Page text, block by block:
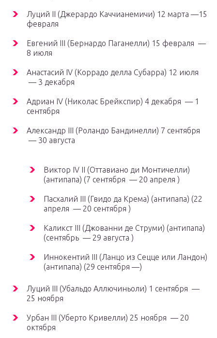
Луций II (Джерардо Каччианемичи) 12 марта —15
февраля
Евгений III (Бернардо Паганелли) 15 февраля —
8 июля
Анастасий IV (Коррадо делла Субарра) 12 июля
— 3 декабря
Адриан IV (Николас Брейкспир) 4 декабря — 1
сентября
Александр III (Роландо Бандинелли) 7 сентября
— 30 августа
Виктор IV II (Оттавиано ди Монтичелли)
(антипапа) (7 сентября — 20 апреля )
Пасхалий III (Гвидо да Крема) (антипапа) (22
апреля — 20 сентября )
Каликст III (Джованни де Струми) (антипапа)
(сентябрь — 29 августа )
Иннокентий III (Ланцо из Сецце или Ландон)
(антипапа) (29 сентября —)
Луций III (Убальдо Аллючиньоли) 1 сентября —
25 ноября
Урбан III (Уберто Кривелли) 25 ноября — 20
октября